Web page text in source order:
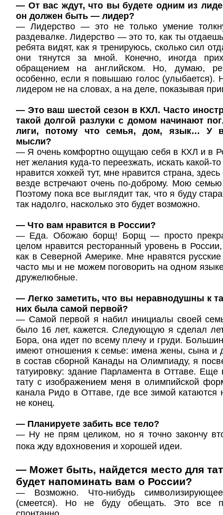
— От вас ждут, что вы будете одним из
он должен быть — лидер?
— Лидерство — это не только умение
раздевалке. Лидерство — это то, как ты
ребята видят, как я тренируюсь, сколько сил
они тянутся за мной. Конечно, иногда
обращением на английском. Но, думаю,
особенно, если я повышаю голос (улыбается).
лидером не на словах, а на деле, показывая
— Это ваш шестой сезон в КХЛ. Часто
такой долгой разлуки с домом начинают
лиги, потому что семья, дом, язык… У
мысли?
— Я очень комфортно ощущаю себя в КХЛ и в
нет желания куда-то переезжать, искать какой-
нравится хоккей тут, мне нравится страна,
везде встречают очень по-доброму. Мою семью
Поэтому пока все выглядит так, что я буду
так надолго, насколько это будет возможно.
— Что вам нравится в России?
— Еда. Обожаю борщ! Борщ — просто
целом нравится ресторанный уровень в
как в Северной Америке. Мне нравятся
часто мы и не можем поговорить на одном
дружелюбные.
— Легко заметить, что вы неравнодушны к
них была самой первой?
— Самой первой я набил инициалы своей
было 16 лет, кажется. Следующую я сделал
Бора, она идет по всему плечу и груди.
имеют отношения к семье: имена жены, сына и
в состав сборной Канады на Олимпиаду, я
татуировку: здание Парламента в Оттаве.
тату с изображением меня в олимпийской
канала Ридо в Оттаве, где все зимой катаются
не конец.
— Планируете забить все тело?
— Ну не прям целиком, но я точно закончу
пока жду вдохновения и хорошей идеи.
— Может быть, найдется место для
будет напоминать вам о России?
— Возможно. Что-нибудь
(смеется). Но не буду обещать. Это все